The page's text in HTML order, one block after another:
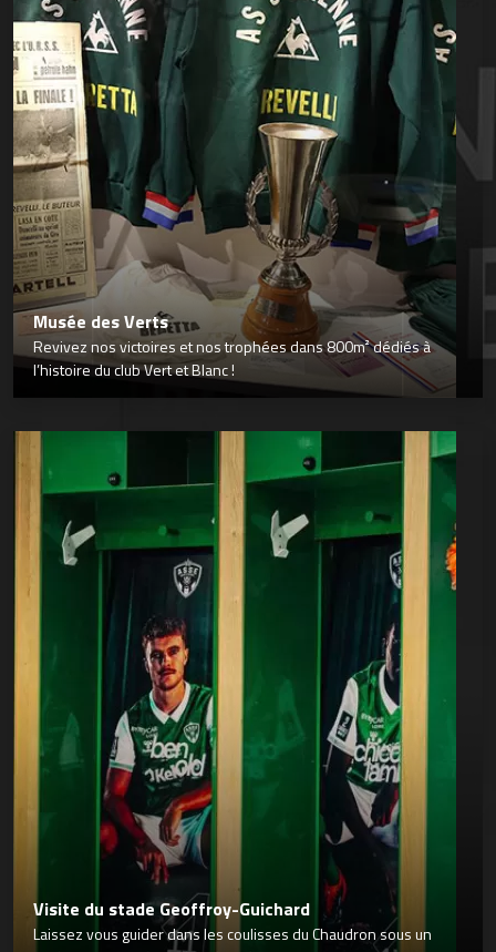
Musée des Verts
Revivez nos victoires et nos trophées dans 800m² dédiés à
l’histoire du club Vert et Blanc !
Visite du stade Geoffroy-Guichard
Laissez vous guider dans les coulisses du Chaudron sous un